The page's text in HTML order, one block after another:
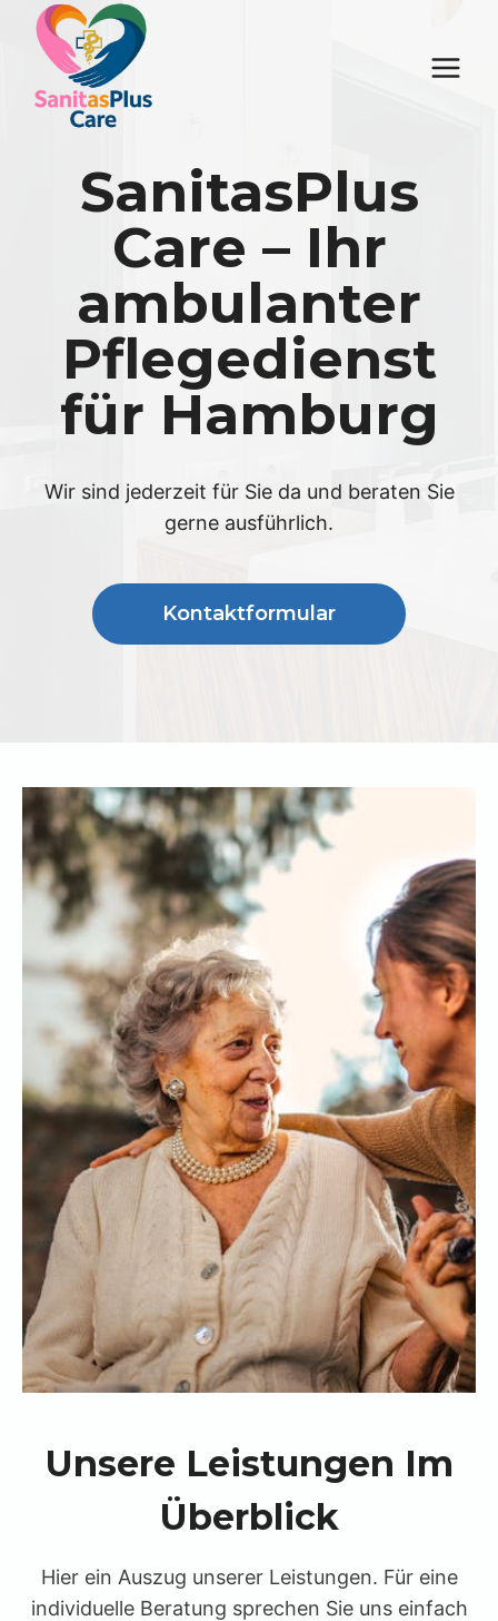
Zum
Inhalt
springen
SanitasPlus
Care – Ihr
ambulanter
Pflegedienst
für Hamburg
Wir sind jederzeit für Sie da und beraten Sie
gerne ausführlich.
Kontaktformular
Unsere Leistungen Im
Überblick
Hier ein Auszug unserer Leistungen. Für eine
individuelle Beratung sprechen Sie uns einfach